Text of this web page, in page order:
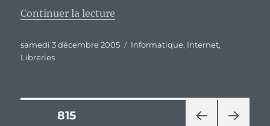
Continuer la lecture
Publié
le
samedi 3 décembre 2005 Catégories
Informatique, Internet,
Libreries
Pagination
PAGE815